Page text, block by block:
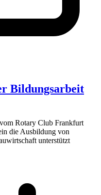
Bildungsarbeit
Rotary Club Frankfurt
die Ausbildung von
unterstützt